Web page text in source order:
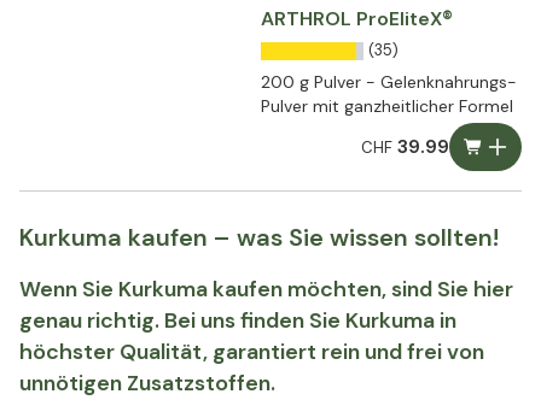
ARTHROL ProEliteX®
(35)
200 g Pulver - Gelenknahrungs-
Pulver mit ganzheitlicher Formel
CHF39.99
Kurkuma kaufen – was Sie wissen sollten!
Wenn Sie Kurkuma kaufen möchten, sind Sie hier
genau richtig. Bei uns finden Sie Kurkuma in
höchster Qualität, garantiert rein und frei von
unnötigen Zusatzstoffen.